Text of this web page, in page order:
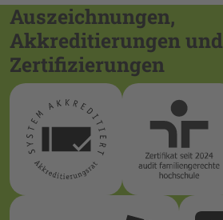
Auszeichnungen,
Akkreditierungen und
Zertifizierungen